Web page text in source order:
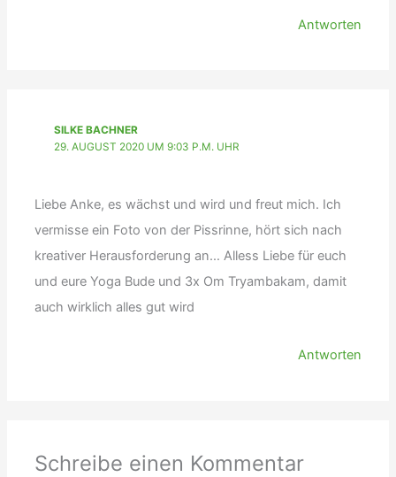
Antworten
SILKE BACHNER
29. AUGUST 2020 UM 9:03 P.M. UHR
Liebe Anke, es wächst und wird und freut mich. Ich
vermisse ein Foto von der Pissrinne, hört sich nach
kreativer Herausforderung an… Alless Liebe für euch
und eure Yoga Bude und 3x Om Tryambakam, damit
auch wirklich alles gut wird
Antworten
Schreibe einen Kommentar